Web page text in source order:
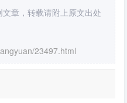
文章，转载请附上原文出处
23497.html